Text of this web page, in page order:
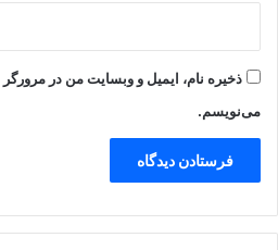
ذخیره نام، ایمیل و وبسایت من در مرورگر
می‌نویسم.